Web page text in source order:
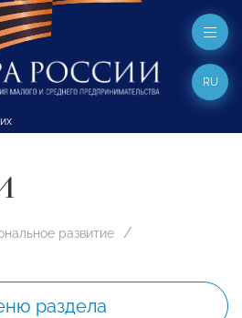
RU
развитие
раздела